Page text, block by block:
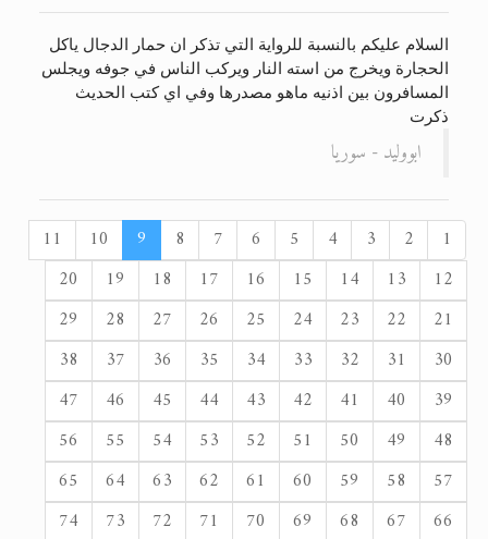
السلام عليكم بالنسبة للرواية التي تذكر ان حمار الدجال ياكل
الحجارة ويخرج من استه النار ويركب الناس في جوفه ويجلس
المسافرون بين اذنيه ماهو مصدرها وفي اي كتب الحديث
ذكرت
ابووليد - سوريا
1
2
3
4
5
6
7
8
9
10
11
12
13
14
15
16
17
18
19
20
21
22
23
24
25
26
27
28
29
30
31
32
33
34
35
36
37
38
39
40
41
42
43
44
45
46
47
48
49
50
51
52
53
54
55
56
57
58
59
60
61
62
63
64
65
66
67
68
69
70
71
72
73
74